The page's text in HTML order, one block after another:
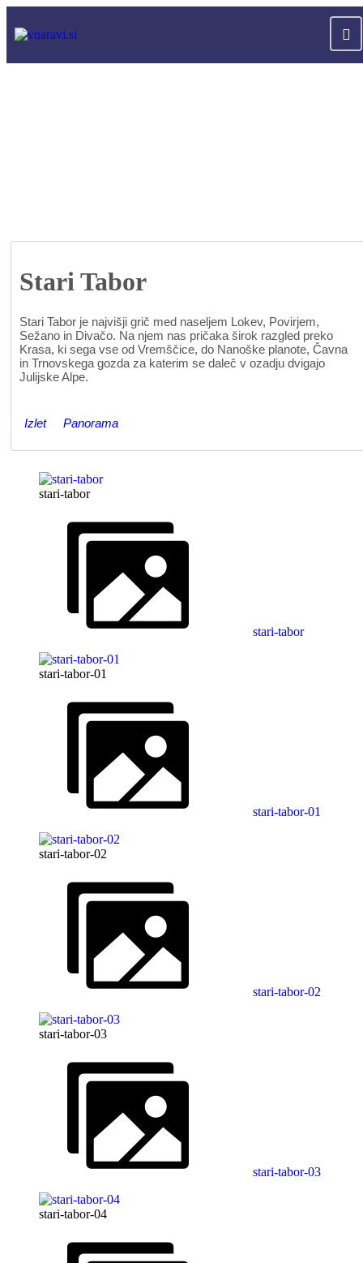
Stari Tabor
Stari Tabor je najvišji grič med naseljem Lokev, Povirjem,
Sežano in Divačo. Na njem nas pričaka širok razgled preko
Krasa, ki sega vse od Vremščice, do Nanoške planote, Čavna
in Trnovskega gozda za katerim se daleč v ozadju dvigajo
Julijske Alpe.
Izlet Panorama
stari-tabor
stari-tabor
stari-tabor-01
stari-tabor-01
stari-tabor-02
stari-tabor-02
stari-tabor-03
stari-tabor-03
stari-tabor-04